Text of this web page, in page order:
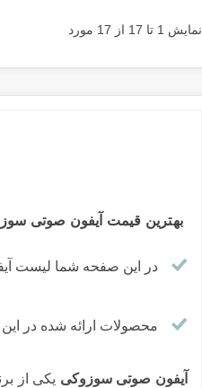
نمایش 1 تا 17 از 17 مورد
بهترین قیمت آیفون صوتی
در این صفحه شما لیست
محصولات ارائه شده در
آیفون صوتی سوزوکی یکی از